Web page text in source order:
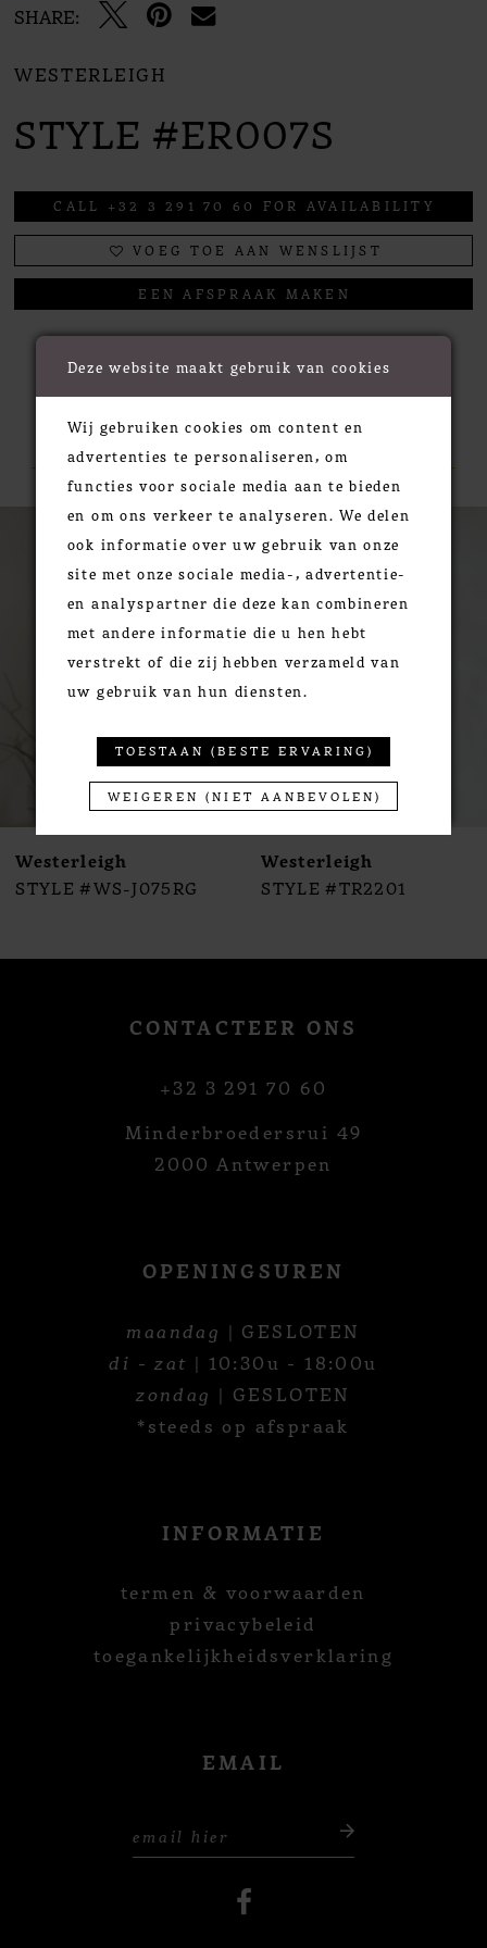
SHARE:
WESTERLEIGH
STYLE #ER007S
CALL +32 3 291 70 60 FOR AVAILABILITY
VOEG TOE AAN WENSLIJST
EEN AFSPRAAK MAKEN
RELATED PRODUCTS
Products
Carousel
PAUSE AUTOPLAY
PREVIOUS SLIDE
NEXT SLIDE
10
11
12
14
Westerleigh
STYLE #WS-J075RG
Westerleigh
STYLE #TR2201
CONTACTEER ONS
+32 3 291 70 60
Minderbroedersrui 49
2000 Antwerpen
OPENINGSUREN
maandag | GESLOTEN
di - zat | 10:30u - 18:00u
zondag | GESLOTEN
*steeds op afspraak
INFORMATIE
termen & voorwaarden
privacybeleid
toegankelijkheidsverklaring
EMAIL
Deze website maakt gebruik van cookies
Wij gebruiken cookies om content en
advertenties te personaliseren, om
functies voor sociale media aan te bieden
en om ons verkeer te analyseren. We delen
ook informatie over uw gebruik van onze
site met onze sociale media-, advertentie-
en analyspartner die deze kan combineren
met andere informatie die u hen hebt
verstrekt of die zij hebben verzameld van
uw gebruik van hun diensten.
TOESTAAN (BESTE ERVARING)
WEIGEREN (NIET AANBEVOLEN)